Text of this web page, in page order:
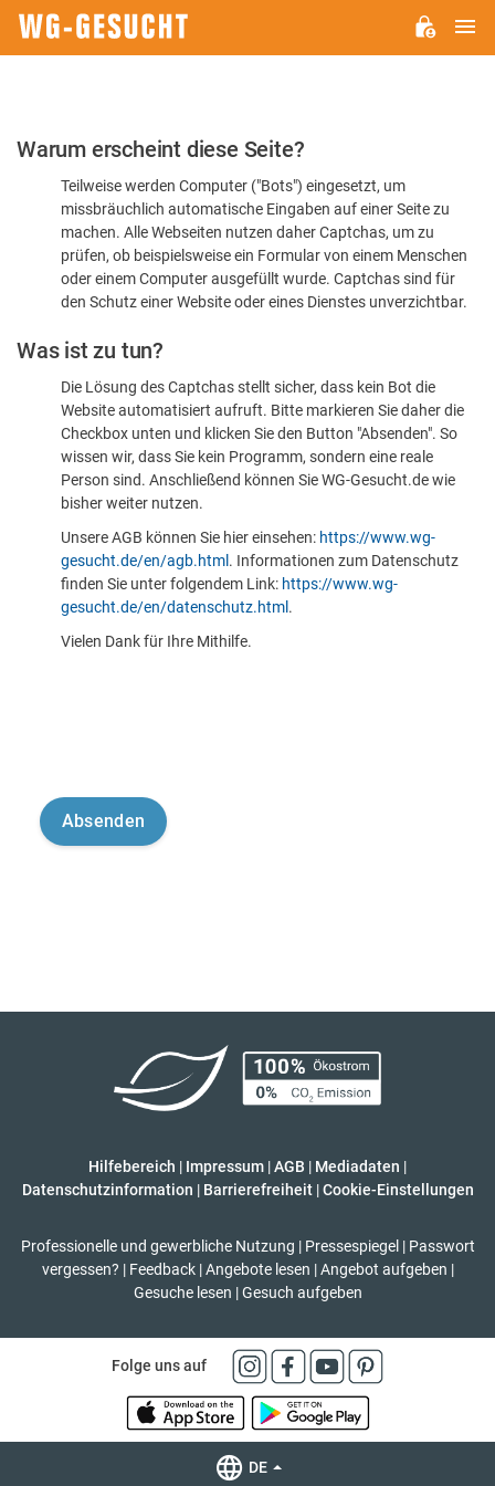
Bitte
dass
sind
Warum erscheint diese Seite?
Teilweise werden Computer ("Bots") eingesetzt, um
missbräuchlich automatische Eingaben auf einer Seite zu
machen. Alle Webseiten nutzen daher Captchas, um zu
prüfen, ob beispielsweise ein Formular von einem Menschen
oder einem Computer ausgefüllt wurde. Captchas sind für
den Schutz einer Website oder eines Dienstes unverzichtbar.
Was ist zu tun?
Die Lösung des Captchas stellt sicher, dass kein Bot die
Website automatisiert aufruft. Bitte markieren Sie daher die
Checkbox unten und klicken Sie den Button "Absenden". So
wissen wir, dass Sie kein Programm, sondern eine reale
Person sind. Anschließend können Sie WG-Gesucht.de wie
bisher weiter nutzen.
Unsere AGB können Sie hier einsehen: https://www.wg-
gesucht.de/en/agb.html . Informationen zum Datenschutz
finden Sie unter folgendem Link: https://www.wg-
gesucht.de/en/datenschutz.html .
Vielen Dank für Ihre Mithilfe.
Hilfebereich | Impressum |AGB | Mediadaten |
Datenschutzinformation | Barrierefreiheit | Cookie-Einstellungen
Professionelle und gewerbliche Nutzung | Pressespiegel | Passwort
vergessen? | Feedback | Angebote lesen | Angebot aufgeben |
Gesuche lesen | Gesuch aufgeben
Folge uns auf
DE